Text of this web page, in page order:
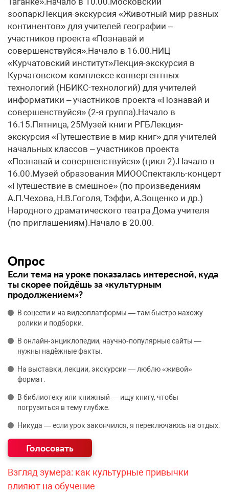
зоопаркЛекция-экскурсия «Животный мир разных
континентов» для учителей географии –
участников проекта «Познавай и
совершенствуйся».Начало в 16.00.НИЦ
«Курчатовский институт»Лекция-экскурсия в
Курчатовском комплексе конвергентных
технологий (НБИКС-технологий) для учителей
информатики – участников проекта «Познавай и
совершенствуйся» (2-я группа).Начало в
16.15.Пятница, 25Музей книги РГБЛекция-
экскурсия «Путешествие в мир книг» для учителей
начальных классов – участников проекта
«Познавай и совершенствуйся» (цикл 2).Начало в
16.00.Музей образования МИООСпектакль-концерт
«Путешествие в смешное» (по произведениям
А.П.Чехова, Н.В.Гоголя, Тэффи, А.Зощенко и др.)
Народного драматического театра Дома учителя
(по приглашениям).Начало в 20.00.
Опрос
Если тема на уроке показалась интересной, куда
ты скорее пойдёшь за «культурным
продолжением»?
В соцсети и на видеоплатформы — там быстро нахожу
ролики и подборки.
В онлайн‑энциклопедии, научно‑популярные сайты —
нужны надёжные факты.
На выставки, лекции, экскурсии — люблю «живой»
формат.
В библиотеку или книжный — ищу книгу, чтобы
погрузиться в тему глубже.
Никуда — если урок закончился, я переключаюсь на отдых.
Взгляд зумера: как культурные привычки
влияют на обучение